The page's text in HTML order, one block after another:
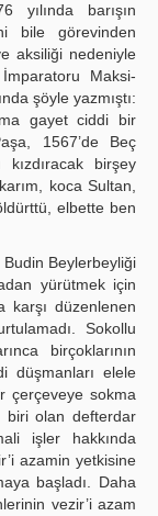
yılında barışın
bile görevinden
aksiliği nedeniyle
Maksi-
şöyle yazmıştı:
gayet ciddi bir
1567’de Beç
birşey
koca Sultan,
elbette ben
Budin Beylerbeyliği
yürütmek için
karşı düzenlenen
Sokollu
birçoklarının
düşmanları elele
çerçeveye sokma
biri olan defterdar
işler hakkında
azamin yetkisine
başladı. Daha
vezir’i azam